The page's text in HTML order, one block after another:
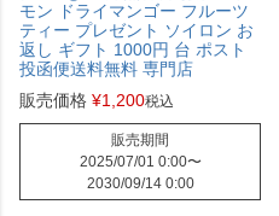
モン ドライマンゴー フルーツ
ティー プレゼント ソイロン お
返し ギフト 1000円 台 ポスト
投函便送料無料 専門店
販売価格 ¥1,200税込
販売期間
2025/07/01 0:00〜
2030/09/14 0:00